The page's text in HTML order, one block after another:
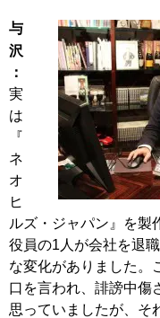
与
沢
：
実
は
『
ネ
オ
ヒ
ルズ・ジャパン』を製
役員の1人が会社を退
な変化がありました。
口を言われ、誹謗中傷
思っていましたが、そ